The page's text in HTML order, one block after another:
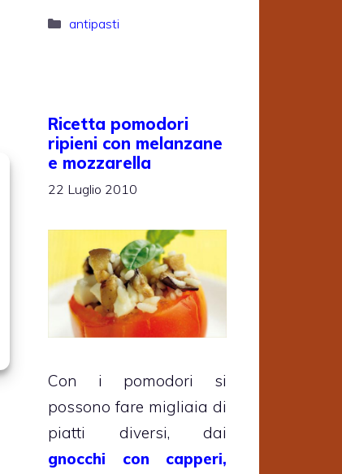
Categorie
antipasti
Ricetta pomodori
ripieni con melanzane
e mozzarella
22 Luglio 2010
Con i pomodori si
possono fare migliaia di
piatti diversi, dai
gnocchi con capperi,